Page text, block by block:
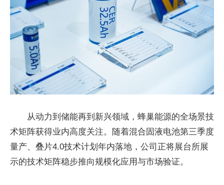
从动力到储能再到新兴领域，蜂巢能源的全场景技
术矩阵获得业内高度关注。随着混合固液电池第三季度
量产、叠片4.0技术计划年内落地，公司正将展台所展
示的技术矩阵稳步推向规模化应用与市场验证。